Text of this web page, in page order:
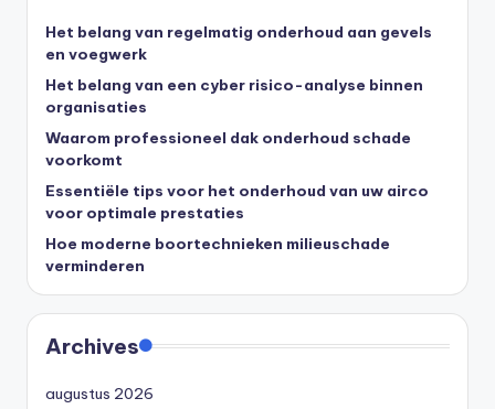
Het belang van regelmatig onderhoud aan gevels
en voegwerk
Het belang van een cyber risico-analyse binnen
organisaties
Waarom professioneel dak onderhoud schade
voorkomt
Essentiële tips voor het onderhoud van uw airco
voor optimale prestaties
Hoe moderne boortechnieken milieuschade
verminderen
Archives
augustus 2026